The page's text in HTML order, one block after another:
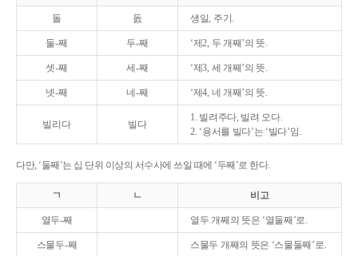
돌 돐 생일, 주기.
둘-째 두-째 ‘제2, 두 개째’의 뜻.
셋-째 세-째 ‘제3, 세 개째’의 뜻.
넷-째 네-째 ‘제4, 네 개째’의 뜻.
빌리다 빌다
1. 빌려주다, 빌려 오다.
2. ‘용서를 빌다’는 ‘빌다’임.
다만, ‘둘째’는 십 단위 이상의 서수사에 쓰일 때에 ‘두째’로 한다.
ㄱ ㄴ 비고
열두-째 열두 개째의 뜻은 ‘열둘째’로.
스물두-째 스물두 개째의 뜻은 ‘스물둘째’로.